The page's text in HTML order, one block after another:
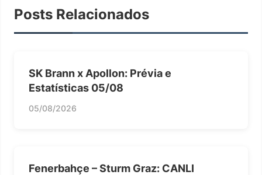
Posts Relacionados
SK Brann x Apollon: Prévia e
Estatísticas 05/08
05/08/2026
Fenerbahçe – Sturm Graz: CANLI